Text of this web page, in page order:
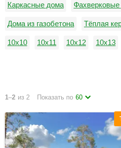
Каркасные дома
Дома из газобетона Тёплая
10х10 10х11 10х12 10х13
1–2 из 2 Показать по 60